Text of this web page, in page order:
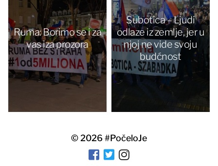
Ruma: Borimo se i za
vas iza prozora
Subotica – Ljudi
odlaze iz zemlje, jer u
njoj ne vide svoju
budćnost
© 2026#PočeloJe